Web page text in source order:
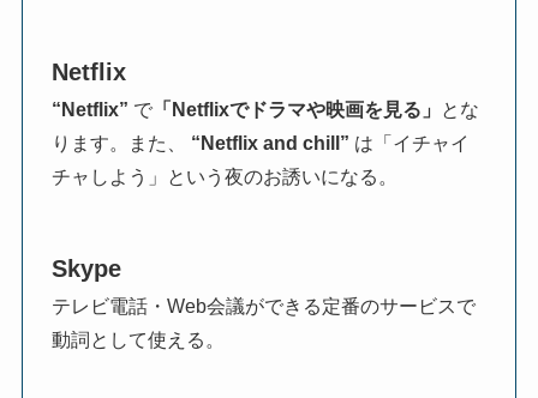
Netflix
“Netflix” で「Netflixでドラマや映画を見る」
とな
ります。また、 “Netflix and chill” は「イチャイ
チャしよう」という夜のお誘いになる。
Skype
テレビ電話・Web会議ができる定番のサービスで
動詞として使える。